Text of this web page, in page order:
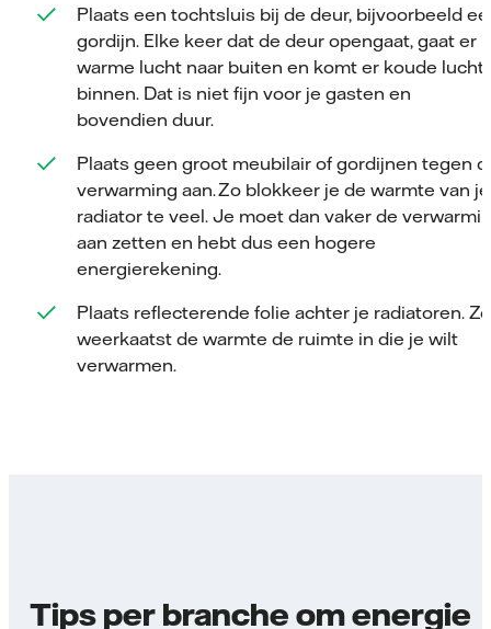
Plaats een tochtsluis bij de deur, bijvoorbeeld
gordijn. Elke keer dat de deur opengaat, gaat er
warme lucht naar buiten en komt er koude lucht
binnen. Dat is niet fijn voor je gasten en
bovendien duur.
Plaats geen groot meubilair of gordijnen tegen
verwarming aan. Zo blokkeer je de warmte van je
radiator te veel. Je moet dan vaker de
aan zetten en hebt dus een hogere
energierekening.
Plaats reflecterende folie achter je radiatoren. Zo
weerkaatst de warmte de ruimte in die je wilt
verwarmen.
Tips per branche om energie